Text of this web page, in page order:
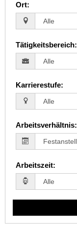
Ort:
Tätigkeitsbereich:
Karrierestufe:
Arbeitsverhältnis:
Arbeitszeit: